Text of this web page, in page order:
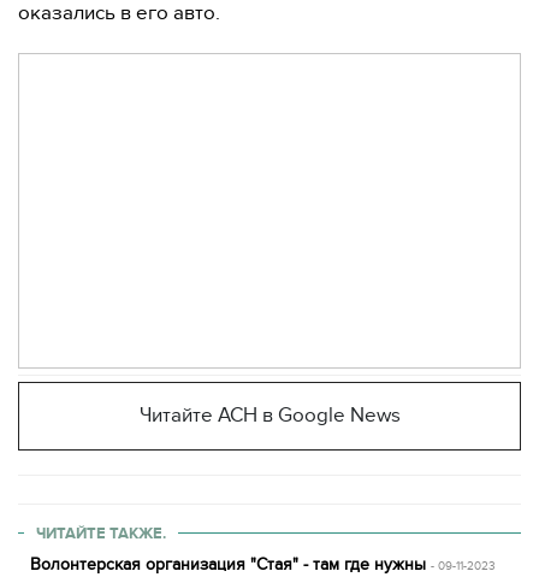
оказались в его авто.
Читайте АСН в Google News
ЧИТАЙТЕ ТАКЖЕ.
Волонтерская организация "Стая" - там где нужны - 09-11-2023